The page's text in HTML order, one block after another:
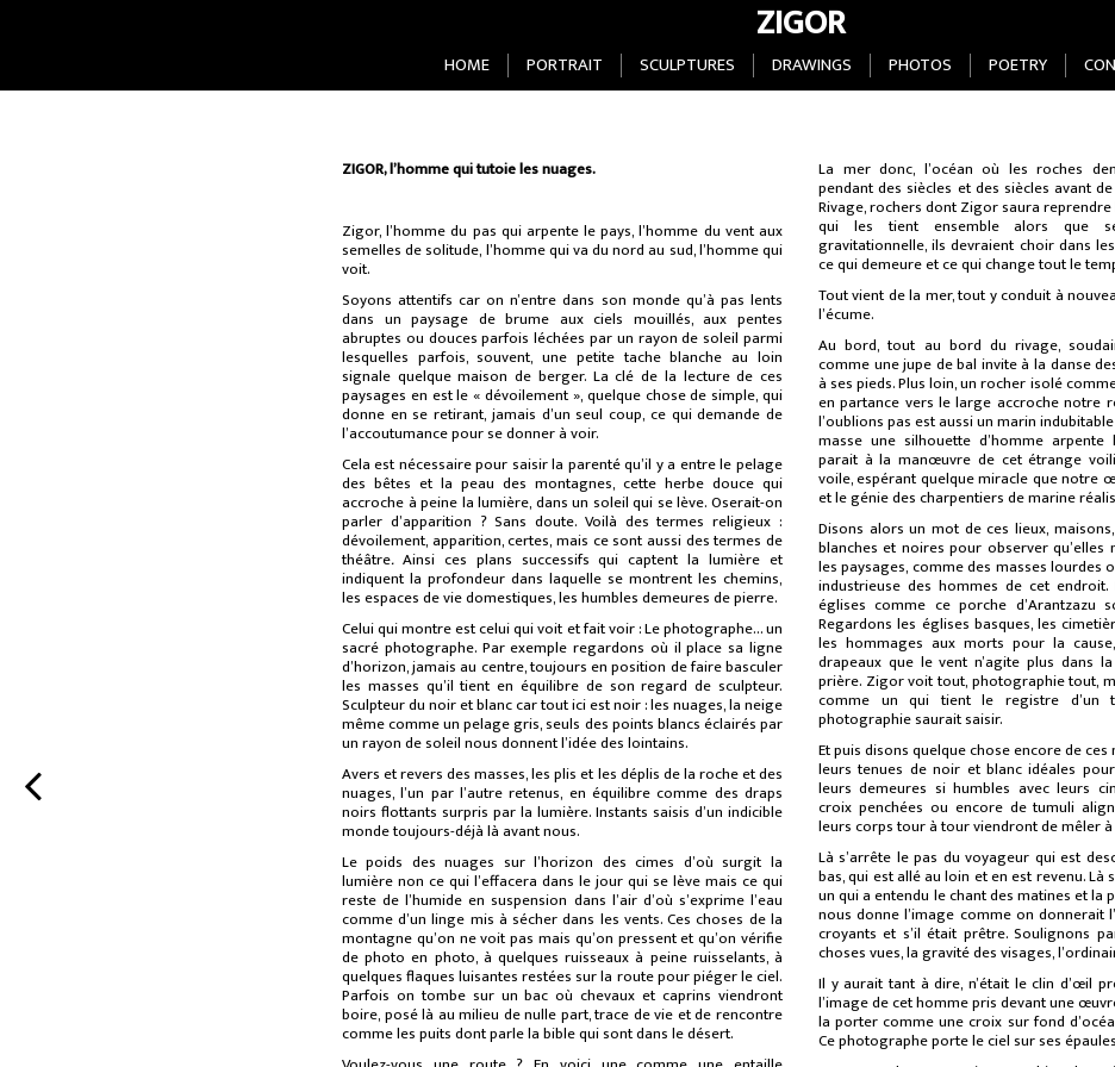
ZIGOR
HOME PORTRAIT SCULPTURES DRAWINGS PHOTOS POETRY
ZIGOR, l’homme qui tutoie les nuages.
Zigor, l’homme du pas qui arpente le pays, l’homme du vent aux
semelles de solitude, l’homme qui va du nord au sud, l’homme qui
voit.
Soyons attentifs car on n’entre dans son monde qu’à pas lents
dans un paysage de brume aux ciels mouillés, aux pentes
abruptes ou douces parfois léchées par un rayon de soleil parmi
lesquelles parfois, souvent, une petite tache blanche au loin
signale quelque maison de berger. La clé de la lecture de ces
paysages en est le « dévoilement », quelque chose de simple, qui
donne en se retirant, jamais d’un seul coup, ce qui demande de
l’accoutumance pour se donner à voir.
Cela est nécessaire pour saisir la parenté qu’il y a entre le pelage
des bêtes et la peau des montagnes, cette herbe douce qui
accroche à peine la lumière, dans un soleil qui se lève. Oserait-on
parler d’apparition ? Sans doute. Voilà des termes religieux :
dévoilement, apparition, certes, mais ce sont aussi des termes de
théâtre. Ainsi ces plans successifs qui captent la lumière et
indiquent la profondeur dans laquelle se montrent les chemins,
les espaces de vie domestiques, les humbles demeures de pierre.
Celui qui montre est celui qui voit et fait voir : Le photographe… un
sacré photographe. Par exemple regardons où il place sa ligne
d’horizon, jamais au centre, toujours en position de faire basculer
les masses qu’il tient en équilibre de son regard de sculpteur.
Sculpteur du noir et blanc car tout ici est noir : les nuages, la neige
même comme un pelage gris, seuls des points blancs éclairés par
un rayon de soleil nous donnent l’idée des lointains.
Avers et revers des masses, les plis et les déplis de la roche et des
nuages, l’un par l’autre retenus, en équilibre comme des draps
noirs flottants surpris par la lumière. Instants saisis d’un indicible
monde toujours-déjà là avant nous.
Le poids des nuages sur l’horizon des cimes d’où surgit la
lumière non ce qui l’effacera dans le jour qui se lève mais ce qui
reste de l’humide en suspension dans l’air d’où s’exprime l’eau
comme d’un linge mis à sécher dans les vents. Ces choses de la
montagne qu’on ne voit pas mais qu’on pressent et qu’on vérifie
de photo en photo, à quelques ruisseaux à peine ruisselants, à
quelques flaques luisantes restées sur la route pour piéger le ciel.
Parfois on tombe sur un bac où chevaux et caprins viendront
boire, posé là au milieu de nulle part, trace de vie et de rencontre
comme les puits dont parle la bible qui sont dans le désert.
La mer donc, l’océan où les roches
pendant des siècles et des siècles avant
Rivage, rochers dont Zigor saura
qui les tient ensemble alors que
gravitationnelle, ils devraient choir dans
ce qui demeure et ce qui change tout le
Tout vient de la mer, tout y conduit à
l’écume.
Au bord, tout au bord du rivage,
comme une jupe de bal invite à la danse
à ses pieds. Plus loin, un rocher isolé
en partance vers le large accroche notre
l’oublions pas est aussi un marin
masse une silhouette d’homme arpente
parait à la manœuvre de cet étrange
voile, espérant quelque miracle que notre
et le génie des charpentiers de marine
Disons alors un mot de ces lieux,
blanches et noires pour observer qu’elles
les paysages, comme des masses lourdes
industrieuse des hommes de cet endroit.
églises comme ce porche d’Arantzazu
Regardons les églises basques, les
les hommages aux morts pour la
drapeaux que le vent n’agite plus dans
prière. Zigor voit tout, photographie tout,
comme un qui tient le registre d’un
photographie saurait saisir.
Et puis disons quelque chose encore de
leurs tenues de noir et blanc idéales
leurs demeures si humbles avec leurs
croix penchées ou encore de tumuli
leurs corps tour à tour viendront de mêler
Là s’arrête le pas du voyageur qui est
bas, qui est allé au loin et en est revenu. Là
un qui a entendu le chant des matines et la
nous donne l’image comme on donnerait
croyants et s’il était prêtre. Soulignons
choses vues, la gravité des visages,
Il y aurait tant à dire, n’était le clin d’œil
l’image de cet homme pris devant une
la porter comme une croix sur fond
Ce photographe porte le ciel sur ses